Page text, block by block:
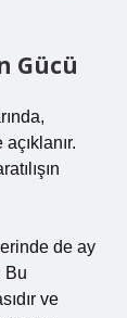
Gücü
de ay
Bu
ve